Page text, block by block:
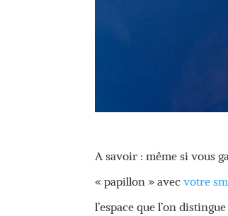
A savoir : même si vous
« papillon » avecvotre
l’espace que l’on